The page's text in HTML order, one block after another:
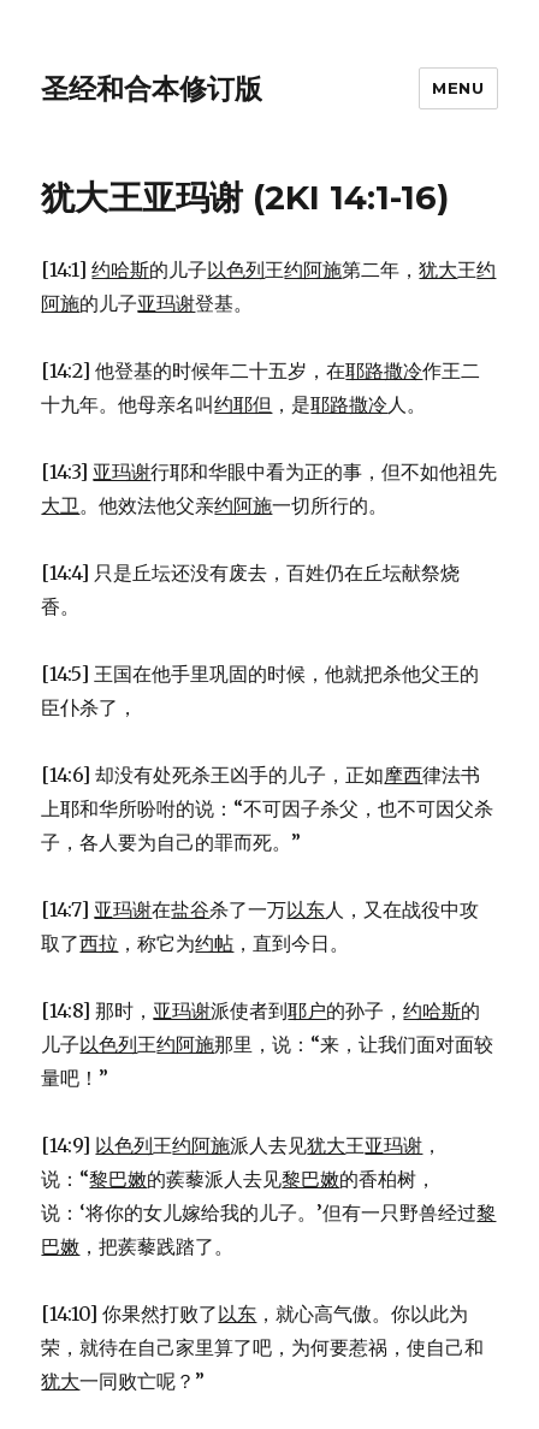
圣经和合本修订版 MENU
犹大王亚玛谢 (2KI 14:1-16)
[14:1]约哈斯的儿子以色列王约阿施第二年，犹大王约
阿施的儿子亚玛谢登基。
[14:2] 他登基的时候年二十五岁，在耶路撒冷作王二
十九年。他母亲名叫约耶但 ，是耶路撒冷人。
[14:3] 亚玛谢行耶和华眼中看为正的事，但不如他祖先
大卫。他效法他父亲约阿施一切所行的。
[14:4] 只是丘坛还没有废去，百姓仍在丘坛献祭烧
香。
[14:5] 王国在他手里巩固的时候，他就把杀他父王的
臣仆杀了，
[14:6] 却没有处死杀王凶手的儿子，正如摩西律法书
上耶和华所吩咐的说：“不可因子杀父，也不可因父杀
子，各人要为自己的罪而死。”
[14:7] 亚玛谢在盐谷杀了一万以东人，又在战役中攻
取了西拉 ，称它为约帖 ，直到今日。
[14:8] 那时， 亚玛谢派使者到耶户的孙子，约哈斯的
儿子以色列王约阿施那里，说：“来，让我们面对面较
量吧！”
[14:9] 以色列王约阿施派人去见犹大王亚玛谢 ，
说：“黎巴嫩的蒺藜派人去见黎巴嫩的香柏树，
说：‘将你的女儿嫁给我的儿子。’但有一只野兽经过黎
巴嫩 ，把蒺藜践踏了。
[14:10] 你果然打败了以东 ，就心高气傲。你以此为
荣，就待在自己家里算了吧，为何要惹祸，使自己和
犹大一同败亡呢？”